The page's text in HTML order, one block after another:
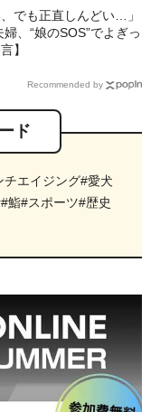
でも正直しんどい…」
、“娘のSOS”でよぎっ
】
Recommended by
ド
チエイジング#愛犬
#鮨#スポーツ#歴史